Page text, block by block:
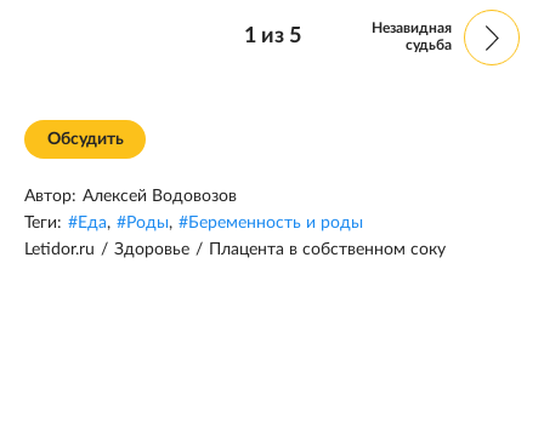
1из 5
Незавидная
судьба
Обсудить
Автор: Алексей Водовозов
Теги: #Еда, #Роды, #Беременность и роды
Letidor.ru / Здоровье / Плацента в собственном соку